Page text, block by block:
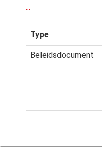
..
Type
Beleidsdocument